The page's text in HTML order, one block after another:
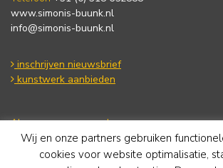
www.simonis-buunk.nl
info@simonis-buunk.nl
inschrijven nieuwsbrief
kunstwerk aanbieden
Algemene voorwaarden
Privacy statement
Cookie Policy
Wij en onze partners gebruiken
cookies voor website optimalisatie,